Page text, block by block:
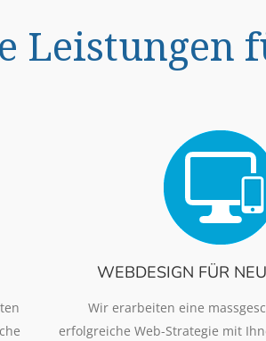
Leistungen
WEBDESIGN FÜR
Wir erarbeiten eine
erfolgreiche Web-Strategie mit